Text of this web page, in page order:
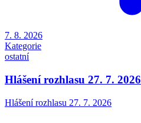
7. 8. 2026
Kategorie
ostatní
Hlášení rozhlasu 27. 7. 2026
Hlášení rozhlasu 27. 7. 2026